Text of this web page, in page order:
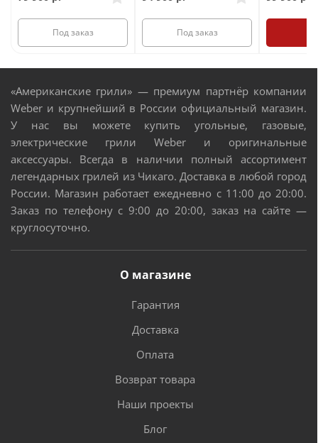
Внутрь нижнего шкафа можно установить газовый
баллон высотой до 580 мм и диаметром до 310 мм.
Под заказ Под заказ
«Американские грили» — премиум партнёр компании
Weber и крупнейший в России официальный магазин.
У нас вы можете купить угольные, газовые,
электрические грили Weber и оригинальные
аксессуары. Всегда в наличии полный ассортимент
легендарных грилей из Чикаго. Доставка в любой город
России. Магазин работает ежедневно с 11:00 до 20:00.
Заказ по телефону с 9:00 до 20:00, заказ на сайте —
круглосуточно.
О магазине
Гарантия
Доставка
Оплата
Возврат товара
Наши проекты
Блог